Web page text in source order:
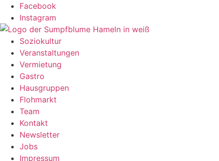
Facebook
Instagram
Soziokultur
Veranstaltungen
Vermietung
Gastro
Hausgruppen
Flohmarkt
Team
Kontakt
Newsletter
Jobs
Impressum